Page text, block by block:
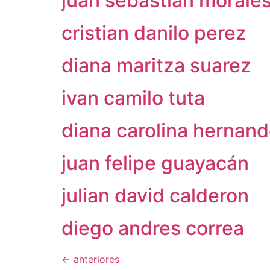
cristian danilo perez
diana maritza suarez
ivan camilo tuta
diana carolina
juan felipe guayacán
julian david calderon
diego andres correa
← anteriores